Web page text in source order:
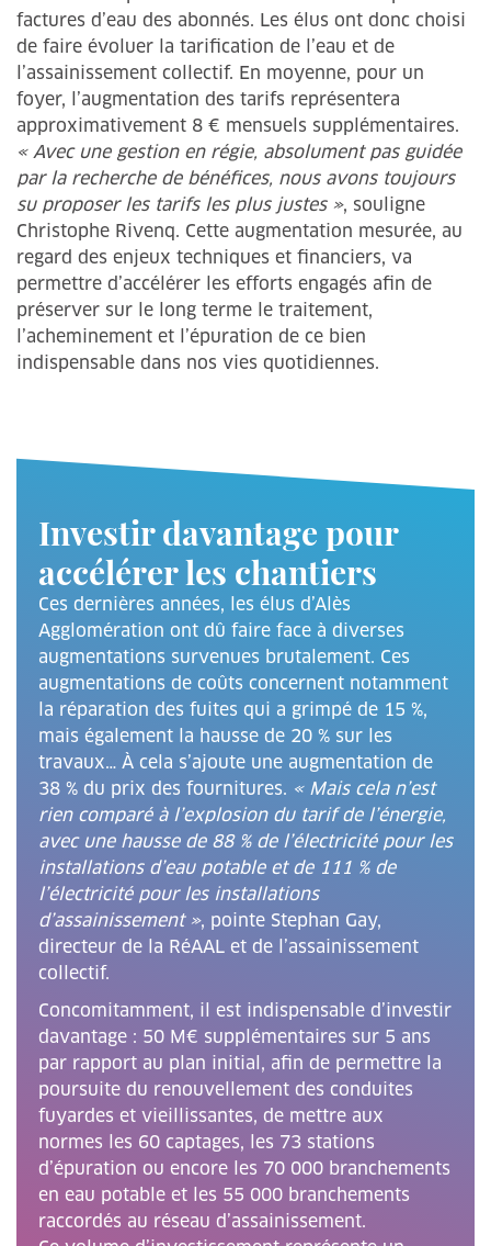
factures d’eau des abonnés. Les élus ont donc choisi
de faire évoluer la tarification de l’eau et de
l’assainissement collectif. En moyenne, pour un
foyer, l’augmentation des tarifs représentera
approximativement 8 € mensuels supplémentaires.
« Avec une gestion en régie, absolument pas guidée
par la recherche de bénéfices, nous avons toujours
su proposer les tarifs les plus justes », souligne
Christophe Rivenq. Cette augmentation mesurée, au
regard des enjeux techniques et financiers, va
permettre d’accélérer les efforts engagés afin de
préserver sur le long terme le traitement,
l’acheminement et l’épuration de ce bien
indispensable dans nos vies quotidiennes.
Investir davantage pour
accélérer les chantiers
Ces dernières années, les élus d’Alès
Agglomération ont dû faire face à diverses
augmentations survenues brutalement. Ces
augmentations de coûts concernent notamment
la réparation des fuites qui a grimpé de 15 %,
mais également la hausse de 20 % sur les
travaux… À cela s’ajoute une augmentation de
38 % du prix des fournitures. « Mais cela n’est
rien comparé à l’explosion du tarif de l’énergie,
avec une hausse de 88 % de l’électricité pour les
installations d’eau potable et de 111 % de
l’électricité pour les installations
d’assainissement », pointe Stephan Gay,
directeur de la RéAAL et de l’assainissement
collectif.
Concomitamment, il est indispensable d’investir
davantage : 50 M€ supplémentaires sur 5 ans
par rapport au plan initial, afin de permettre la
poursuite du renouvellement des conduites
fuyardes et vieillissantes, de mettre aux
normes les 60 captages, les 73 stations
d’épuration ou encore les 70 000 branchements
en eau potable et les 55 000 branchements
raccordés au réseau d’assainissement.